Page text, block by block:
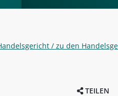
/ zu den
TEILEN